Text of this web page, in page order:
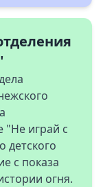
"Не играй с
детского
с показа
огня.